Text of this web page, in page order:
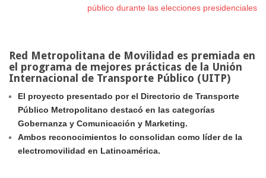
público durante las elecciones presidenciales
Red Metropolitana de Movilidad es premiada en
el programa de mejores prácticas de la Unión
Internacional de Transporte Público (UITP)
El proyecto presentado por el Directorio de Transporte
Público Metropolitano destacó en las categorías
Gobernanza y Comunicación y Marketing.
Ambos reconocimientos lo consolidan como líder de la
electromovilidad en Latinoamérica.